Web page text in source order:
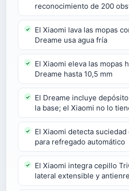
reconocimiento de 200
El Xiaomi lava las mopas
Dreame usa agua fría
El Xiaomi eleva las mopas
Dreame hasta 10,5 mm
El Dreame incluye
la base; el Xiaomi no lo
El Xiaomi detecta
para refregado automático
El Xiaomi integra cepillo
lateral extensible y